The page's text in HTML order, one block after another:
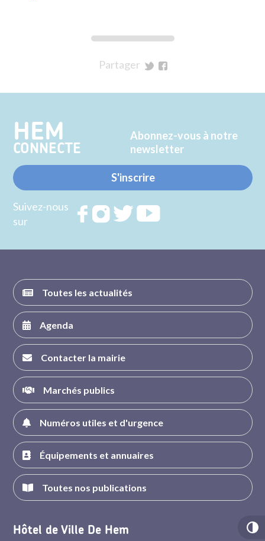
Partager
Twitter
Facebook
HEM
CONNECTE
Abonnez-vous à notre
newsletter
S'inscrire
Suivez-nous
sur
RejoignezRejoignezRejoignez
Toutes les actualités
Agenda
Contacter la mairie
Marchés publics
Numéros utiles et d'urgence
Équipements et annuaires
Toutes nos publications
Hôtel de Ville De Hem